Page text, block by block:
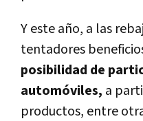
Y este año, a las
tentadores
posibilidad de
automóviles, a
productos, entre